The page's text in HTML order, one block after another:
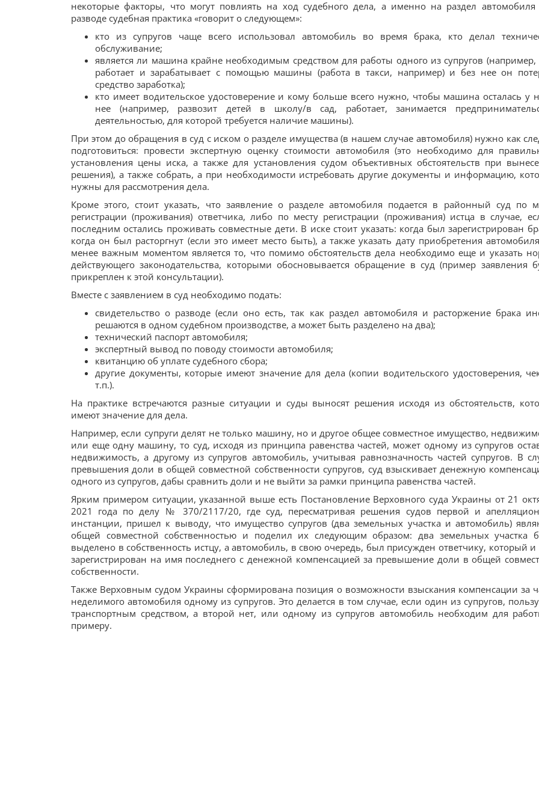
некоторые факторы, что могут повлиять на ход судебного дела, а именно на раздел
разводе судебная практика «говорит о следующем»:
кто из супругов чаще всего использовал автомобиль во время брака, кто делал
обслуживание;
является ли машина крайне необходимым средством для работы одного из супругов
работает и зарабатывает с помощью машины (работа в такси, например) и без нее он
средство заработка);
кто имеет водительское удостоверение и кому больше всего нужно, чтобы машина осталась у
нее (например, развозит детей в школу/в сад, работает, занимается
деятельностью, для которой требуется наличие машины).
При этом до обращения в суд с иском о разделе имущества (в нашем случае автомобиля) нужно как
подготовиться: провести экспертную оценку стоимости автомобиля (это необходимо для
установления цены иска, а также для установления судом объективных обстоятельств при
решения), а также собрать, а при необходимости истребовать другие документы и информацию,
нужны для рассмотрения дела.
Кроме этого, стоит указать, что заявление о разделе автомобиля подается в районный суд по
регистрации (проживания) ответчика, либо по месту регистрации (проживания) истца в случае,
последним остались проживать совместные дети. В иске стоит указать: когда был зарегистрирован
когда он был расторгнут (если это имеет место быть), а также указать дату приобретения
менее важным моментом является то, что помимо обстоятельств дела необходимо еще и указать
действующего законодательства, которыми обосновывается обращение в суд (пример заявления
прикреплен к этой консультации).
Вместе с заявлением в суд необходимо подать:
свидетельство о разводе (если оно есть, так как раздел автомобиля и расторжение брака
решаются в одном судебном производстве, а может быть разделено на два);
технический паспорт автомобиля;
экспертный вывод по поводу стоимости автомобиля;
квитанцию об уплате судебного сбора;
другие документы, которые имеют значение для дела (копии водительского удостоверения,
т.п.).
На практике встречаются разные ситуации и суды выносят решения исходя из обстоятельств,
имеют значение для дела.
Например, если супруги делят не только машину, но и другое общее совместное имущество,
или еще одну машину, то суд, исходя из принципа равенства частей, может одному из супругов
недвижимость, а другому из супругов автомобиль, учитывая равнозначность частей супругов. В
превышения доли в общей совместной собственности супругов, суд взыскивает денежную
одного из супругов, дабы сравнить доли и не выйти за рамки принципа равенства частей.
Ярким примером ситуации, указанной выше есть Постановление Верховного суда Украины от 21
2021 года по делу № 370/2117/20, где суд, пересматривая решения судов первой и
инстанции, пришел к выводу, что имущество супругов (два земельных участка и автомобиль)
общей совместной собственностью и поделил их следующим образом: два земельных участка
выделено в собственность истцу, а автомобиль, в свою очередь, был присужден ответчику, который
зарегистрирован на имя последнего с денежной компенсацией за превышение доли в общей
собственности.
Также Верховным судом Украины сформирована позиция о возможности взыскания компенсации за
неделимого автомобиля одному из супругов. Это делается в том случае, если один из супругов,
транспортным средством, а второй нет, или одному из супругов автомобиль необходим для
примеру.